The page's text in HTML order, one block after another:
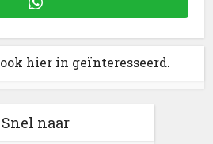
hier in geïnteresseerd.
Snel naar